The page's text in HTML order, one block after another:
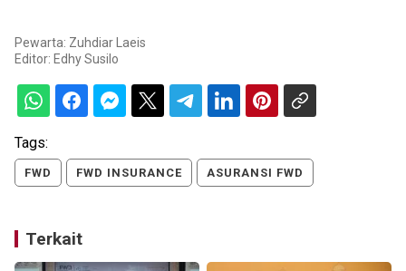
Pewarta: Zuhdiar Laeis
Editor: Edhy Susilo
Tags:
FWD FWD INSURANCE ASURANSI FWD
Terkait